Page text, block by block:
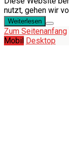
nutzt, gehen wir
Weiterlesen
Zum Seitenanfang
Mobil Desktop